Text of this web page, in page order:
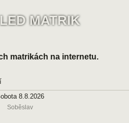
MATRIK
matrikách na internetu.
8.8.2026
Soběslav